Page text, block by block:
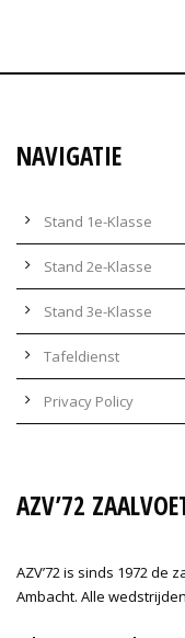
NAVIGATIE
Stand 1e-Klasse
Stand 2e-Klasse
Stand 3e-Klasse
Tafeldienst
Privacy Policy
AZV’72
AZV’72 is sinds 1972
Ambacht. Alle